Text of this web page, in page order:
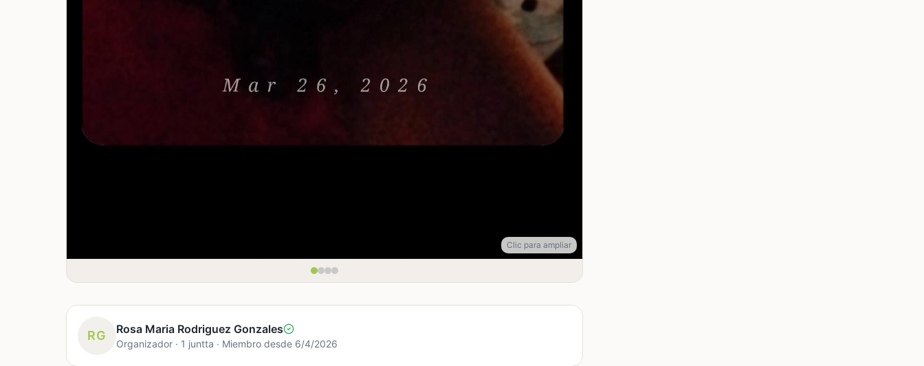
Clic para ampliar
RG Rosa Maria Rodriguez Gonzales
Organizador · 1 juntta · Miembro desde 6/4/2026